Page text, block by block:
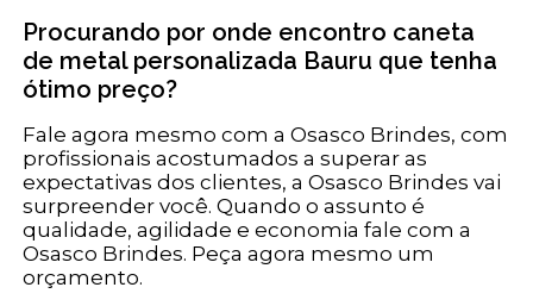
Procurando por onde encontro caneta
de metal personalizada Bauru que tenha
ótimo preço?
Fale agora mesmo com a Osasco Brindes, com
profissionais acostumados a superar as
expectativas dos clientes, a Osasco Brindes vai
surpreender você. Quando o assunto é
qualidade, agilidade e economia fale com a
Osasco Brindes. Peça agora mesmo um
orçamento.